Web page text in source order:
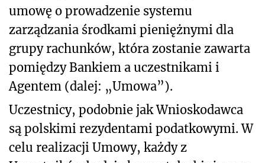
umowę o prowadzenie systemu
zarządzania środkami pieniężnymi dla
grupy rachunków, która zostanie zawarta
pomiędzy Bankiem a uczestnikami i
Agentem (dalej: „Umowa”).
Uczestnicy, podobnie jak Wnioskodawca
są polskimi rezydentami podatkowymi. W
celu realizacji Umowy, każdy z